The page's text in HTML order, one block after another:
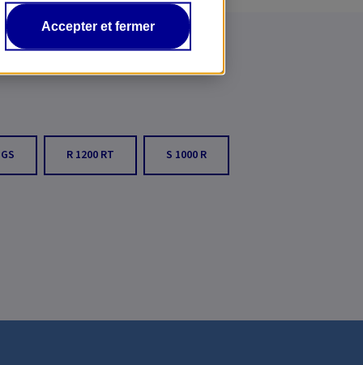
Accepter et fermer
R 1200 RT S 1000 R